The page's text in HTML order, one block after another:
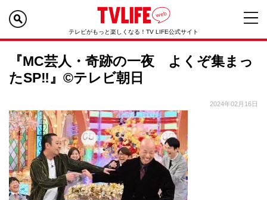
テレビがもっと楽しくなる！TV LIFE公式サイト
『MC芸人・奇跡の一夜 よくぞ集まっ
たSP‼』©テレビ朝日
2024年02月16日